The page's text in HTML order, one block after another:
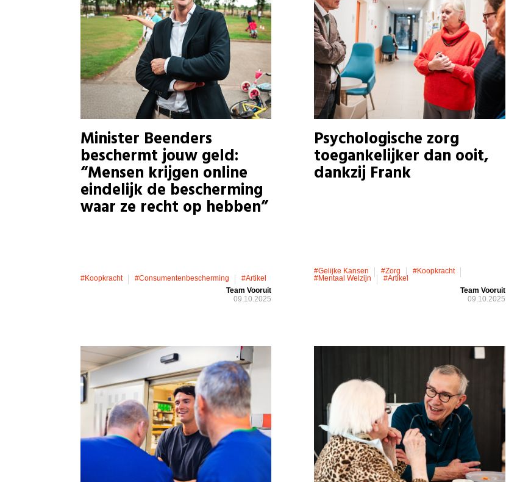
Minister Beenders
beschermt jouw geld:
“Mensen krijgen online
eindelijk de bescherming
waar ze recht op hebben”
#koopkracht #consumentenbescherming
#artikel
Team Vooruit
09.10.2025
Psychologische zorg
toegankelijker dan ooit,
dankzij Frank
#gelijke Kansen #zorg
#koopkracht
#mentaal Welzijn
#artikel
Team Vooruit
09.10.2025